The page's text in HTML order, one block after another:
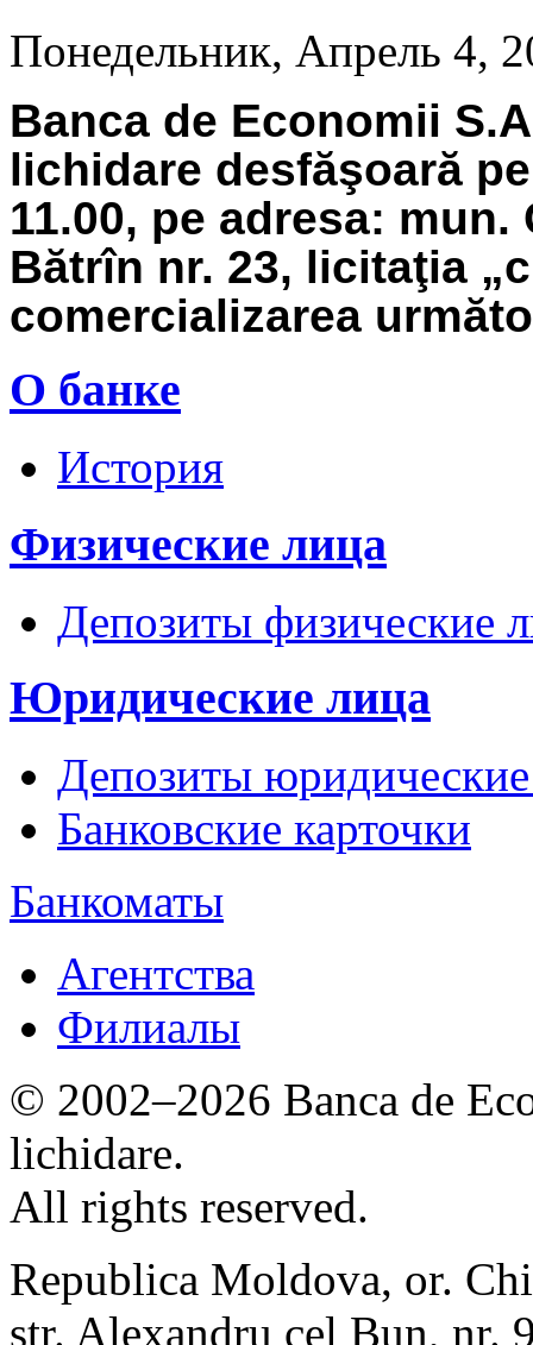
Понедельник, Апрель 4,
Banca de Economii
lichidare desfăşoară
11.00, pe adresa:
Bătrîn nr. 23, licitaţia
comercializarea
О банке
История
Физические лица
Депозиты физические
Юридические лица
Депозиты
Банковские карточки
Банкоматы
Агентства
Филиалы
© 2002–2026 Banca de
lichidare.
All rights reserved.
Republica Moldova, or.
str. Alexandru cel Bun, nr.